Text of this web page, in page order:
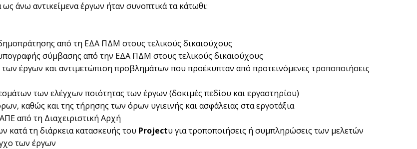
άνω αντικείμενα έργων ήταν συνοπτικά τα κάτωθι:
από τη ΕΔΑ ΠΔΜ στους τελικούς δικαιούχους
σύμβασης από την ΕΔΑ ΠΔΜ στους τελικούς δικαιούχους
έργων και αντιμετώπιση προβλημάτων που προέκυπταν από προτεινόμενες τροποποιήσεις
των ελέγχων ποιότητας των έργων (δοκιμές πεδίου και εργαστηρίου)
καθώς και της τήρησης των όρων υγιεινής και ασφάλειας στα εργοτάξια
από τη Διαχειριστική Αρχή
κατά τη διάρκεια κατασκευής του Projectυ για τροποποιήσεις ή συμπληρώσεις των μελετών
των έργων